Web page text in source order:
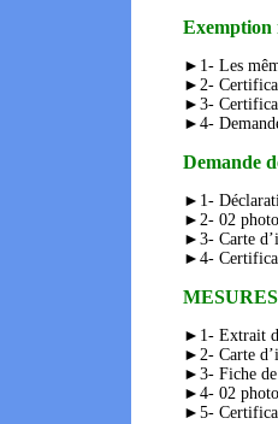
Exemption
►1- Les
►2-
►3-
►4-
Demande
►1-
►2- 02
►3- Carte
►4-
►1- Extrait
►2- Carte
►3- Fiche de
►4- 02
►5-